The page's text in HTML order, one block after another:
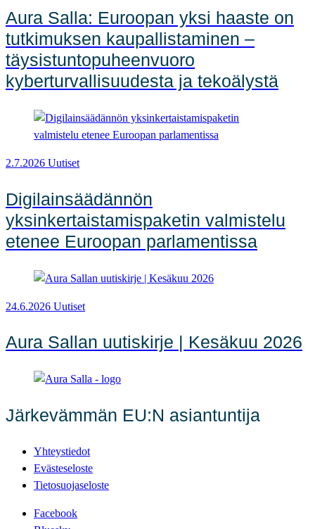
Aura Salla: Euroopan yksi haaste on
tutkimuksen kaupallistaminen –
täysistuntopuheenvuoro
kyberturvallisuudesta ja tekoälystä
2.7.2026 Uutiset
Digilainsäädännön
yksinkertaistamispaketin valmistelu
etenee Euroopan parlamentissa
24.6.2026 Uutiset
Aura Sallan uutiskirje | Kesäkuu 2026
Järkevämmän EU:N asiantuntija
Yhteystiedot
Evästeseloste
Tietosuojaseloste
Facebook